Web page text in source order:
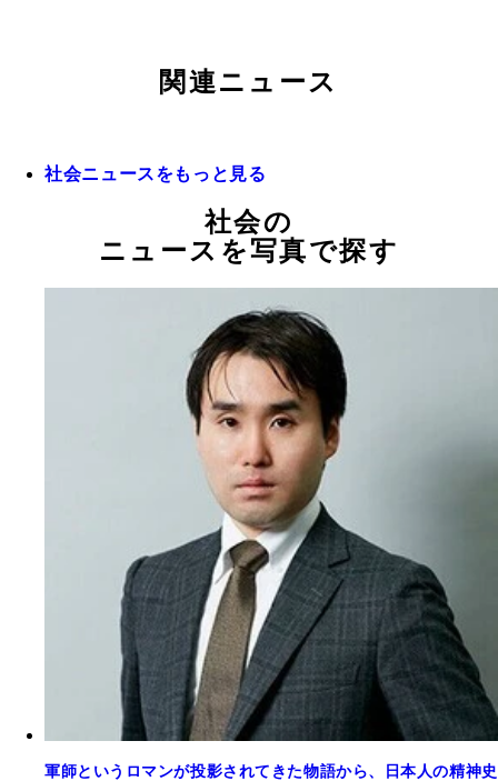
関連ニュース
社会ニュースをもっと見る
社会の
ニュースを写真で探す
軍師というロマンが投影されてきた物語から、日本人の精神史